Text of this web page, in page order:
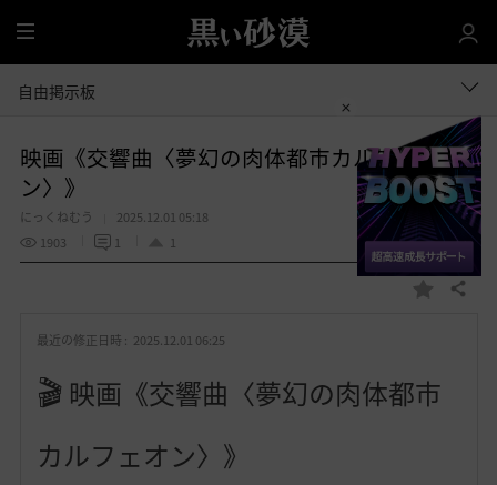
全
体
自由掲示板
映画《交響曲〈夢幻の肉体都市カルフェオ
ン〉》
にっくねむう
2025.12.01 05:18
1903
1 1
お
入
り
共有する
最近の修正日時 : 2025.12.01 06:25
🎬 映画《交響曲〈夢幻の肉体都市
カルフェオン〉》